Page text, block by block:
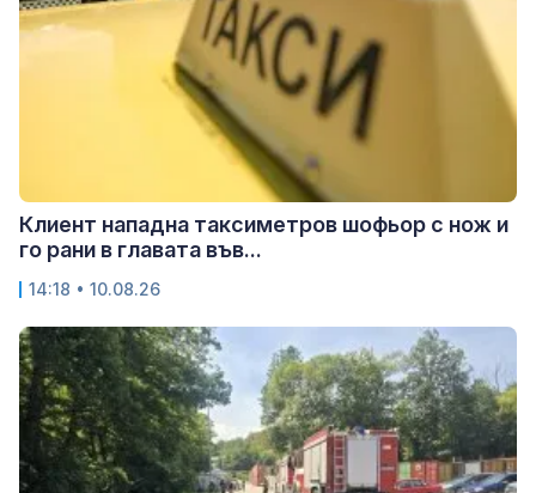
Клиент нападна таксиметров шофьор с нож и
го рани в главата във...
14:18 • 10.08.26